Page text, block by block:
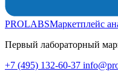
PROLABSМаркетплейс
Первый лабораторный
+7 (495) 132-60-37